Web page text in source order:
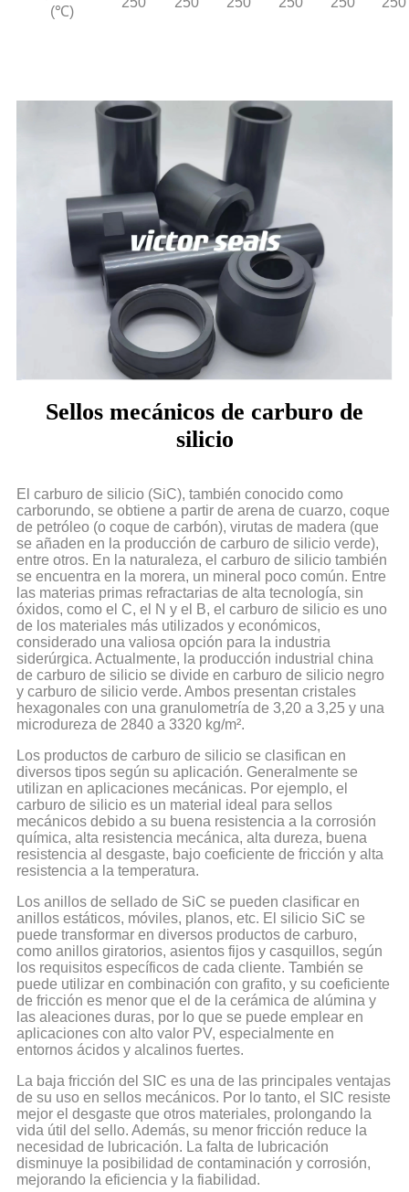
(℃)
Sellos mecánicos de carburo de
silicio
El carburo de silicio (SiC), también conocido como
carborundo, se obtiene a partir de arena de cuarzo, coque
de petróleo (o coque de carbón), virutas de madera (que
se añaden en la producción de carburo de silicio verde),
entre otros. En la naturaleza, el carburo de silicio también
se encuentra en la morera, un mineral poco común. Entre
las materias primas refractarias de alta tecnología, sin
óxidos, como el C, el N y el B, el carburo de silicio es uno
de los materiales más utilizados y económicos,
considerado una valiosa opción para la industria
siderúrgica. Actualmente, la producción industrial china
de carburo de silicio se divide en carburo de silicio negro
y carburo de silicio verde. Ambos presentan cristales
hexagonales con una granulometría de 3,20 a 3,25 y una
microdureza de 2840 a 3320 kg/m².
Los productos de carburo de silicio se clasifican en
diversos tipos según su aplicación. Generalmente se
utilizan en aplicaciones mecánicas. Por ejemplo, el
carburo de silicio es un material ideal para sellos
mecánicos debido a su buena resistencia a la corrosión
química, alta resistencia mecánica, alta dureza, buena
resistencia al desgaste, bajo coeficiente de fricción y alta
resistencia a la temperatura.
Los anillos de sellado de SiC se pueden clasificar en
anillos estáticos, móviles, planos, etc. El silicio SiC se
puede transformar en diversos productos de carburo,
como anillos giratorios, asientos fijos y casquillos, según
los requisitos específicos de cada cliente. También se
puede utilizar en combinación con grafito, y su coeficiente
de fricción es menor que el de la cerámica de alúmina y
las aleaciones duras, por lo que se puede emplear en
aplicaciones con alto valor PV, especialmente en
entornos ácidos y alcalinos fuertes.
La baja fricción del SIC es una de las principales ventajas
de su uso en sellos mecánicos. Por lo tanto, el SIC resiste
mejor el desgaste que otros materiales, prolongando la
vida útil del sello. Además, su menor fricción reduce la
necesidad de lubricación. La falta de lubricación
disminuye la posibilidad de contaminación y corrosión,
mejorando la eficiencia y la fiabilidad.